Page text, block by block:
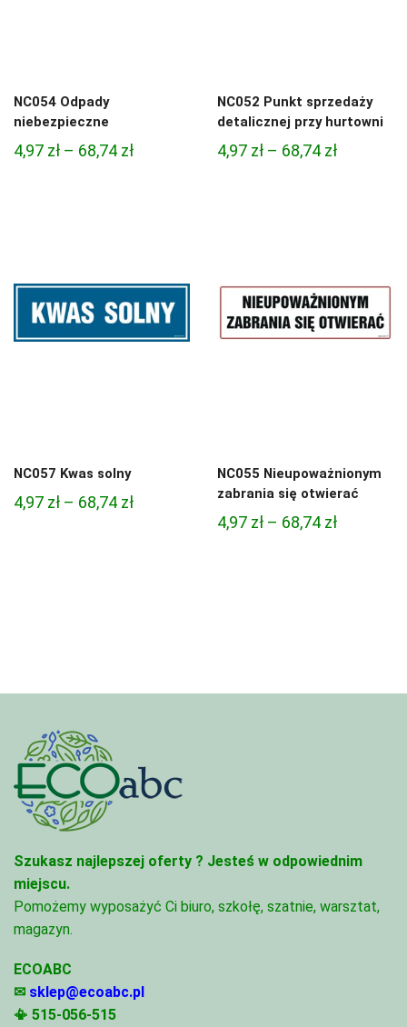
NC054 Odpady
niebezpieczne
4,97 zł – 68,74 złZakres
NC052 Punkt sprzedaży
detalicznej przy hurtowni
4,97 zł – 68,74 złZakres
NC057 Kwas solny
4,97 zł – 68,74 złZakres
NC055 Nieupoważnionym
zabrania się otwierać
4,97 zł – 68,74 złZakres
Szukasz najlepszej oferty ? Jesteś w odpowiednim
miejscu.
Pomożemy wyposażyć Ci biuro, szkołę, szatnie, warsztat,
magazyn.
ECOABC
✉ sklep@ecoabc.pl
📳 515-056-515